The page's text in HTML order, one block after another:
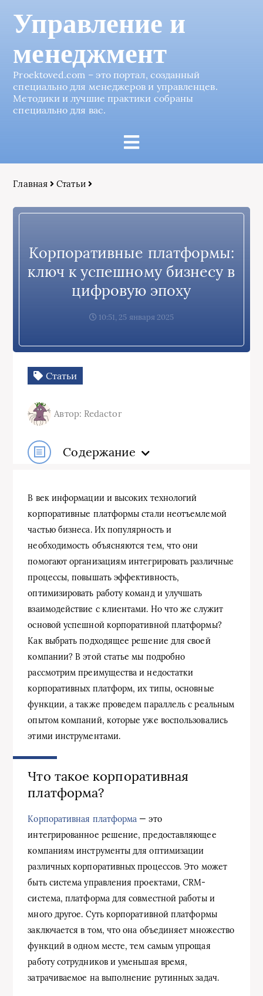
Управление и
менеджмент
Proektoved.com – это портал, созданный
специально для менеджеров и управленцев.
Методики и лучшие практики собраны
специально для вас.
Главная Статьи
Корпоративные платформы:
ключ к успешному бизнесу в
цифровую эпоху
10:51, 25 января 2025
Статьи
Автор: Redactor
Содержание
В век информации и высоких технологий
корпоративные платформы стали неотъемлемой
частью бизнеса. Их популярность и
необходимость объясняются тем, что они
помогают организациям интегрировать различные
процессы, повышать эффективность,
оптимизировать работу команд и улучшать
взаимодействие с клиентами. Но что же служит
основой успешной корпоративной платформы?
Как выбрать подходящее решение для своей
компании? В этой статье мы подробно
рассмотрим преимущества и недостатки
корпоративных платформ, их типы, основные
функции, а также проведем параллель с реальным
опытом компаний, которые уже воспользовались
этими инструментами.
Что такое корпоративная
платформа?
Корпоративная платформа — это
интегрированное решение, предоставляющее
компаниям инструменты для оптимизации
различных корпоративных процессов. Это может
быть система управления проектами, CRM-
система, платформа для совместной работы и
много другое. Суть корпоративной платформы
заключается в том, что она объединяет множество
функций в одном месте, тем самым упрощая
работу сотрудников и уменьшая время,
затрачиваемое на выполнение рутинных задач.